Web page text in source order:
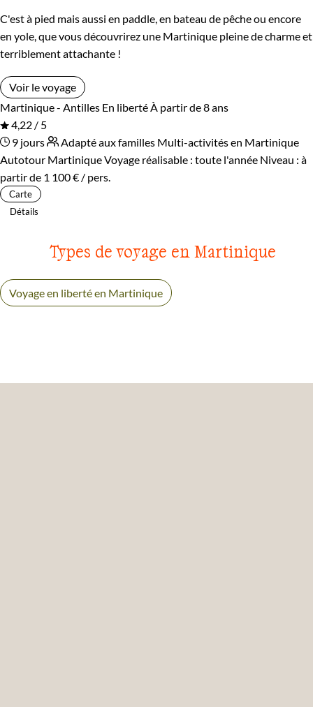
C'est à pied mais aussi en paddle, en bateau de pêche ou encore
en yole, que vous découvrirez une Martinique pleine de charme et
terriblement attachante !
Voir le voyage
Martinique - Antilles En liberté À partir de 8 ans
4,22 / 5
9 jours
Adapté aux familles Multi-activités en Martinique
Autotour MartiniqueVoyage réalisable : toute l'année Niveau : à
partir de 1 100 € / pers.
Carte
Détails
Types de voyage en Martinique
Voyage en liberté en Martinique